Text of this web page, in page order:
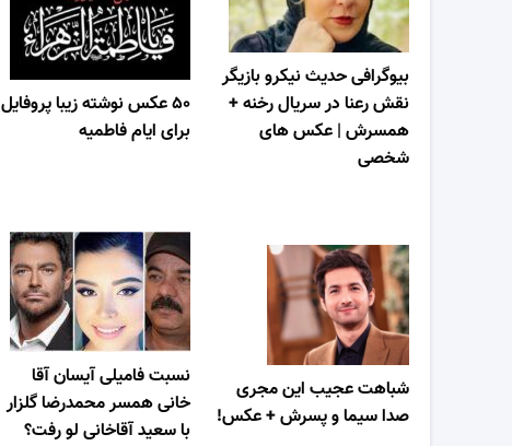
۵۰ عکس نوشته زیبا پروفایل
برای ایام فاطمیه
بیوگرافی حدیث نیکرو بازیگر
نقش رعنا در سریال رخنه +
همسرش | عکس های
شخصی
نسبت فامیلی آیسان آقا
خانی همسر محمدرضا گلزار
با سعید آقاخانی لو رفت؟
شباهت عجیب این مجری
صدا سیما و پسرش + عکس!